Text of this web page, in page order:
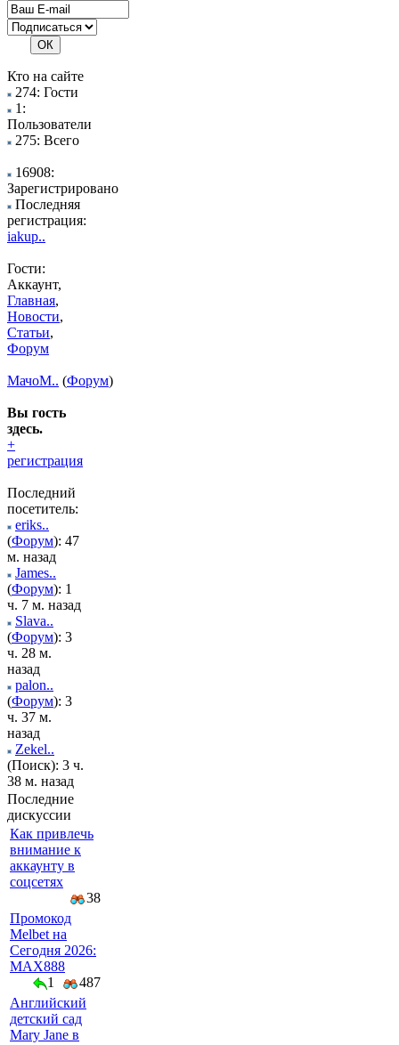
Кто на сайте
274: Гости
1:
Пользователи
275: Всего
16908:
Зарегистрировано
Последняя
регистрация:
iakup..
Гости:
Аккаунт,
Главная,
Новости,
Статьи,
Форум
МачоМ.. (Форум)
Вы гость
здесь.
+
регистрация
Последний
посетитель:
eriks..
(Форум): 47
м. назад
James..
(Форум): 1
ч. 7 м. назад
Slava..
(Форум): 3
ч. 28 м.
назад
palon..
(Форум): 3
ч. 37 м.
назад
Zekel..
(Поиск): 3 ч.
38 м. назад
Последние
дискуссии
Как привлечь
внимание к
аккаунту в
соцсетях
38
Промокод
Melbet на
Сегодня 2026:
MAX888
1
487
Английский
детский сад
Mary Jane в